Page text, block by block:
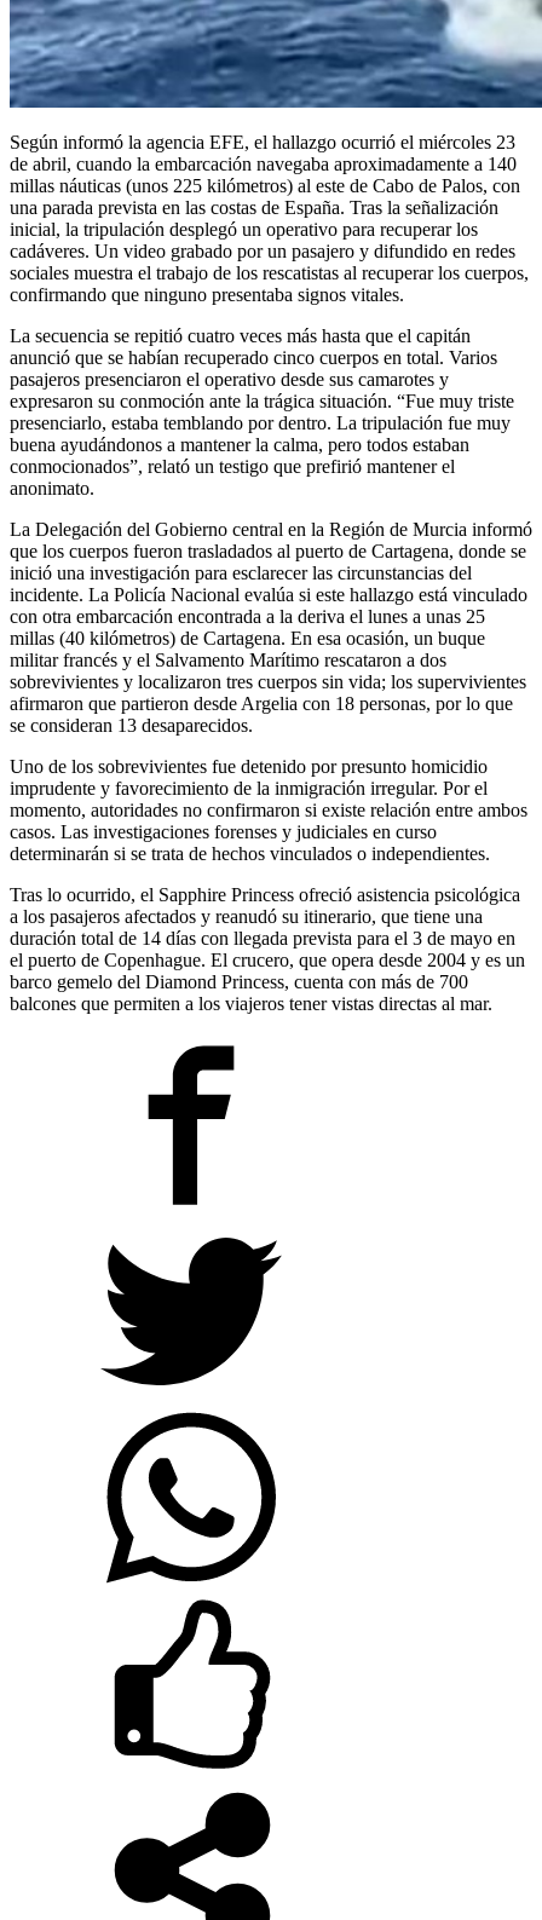
Según informó la agencia EFE, el hallazgo ocurrió el miércoles 23
de abril, cuando la embarcación navegaba aproximadamente a 140
millas náuticas (unos 225 kilómetros) al este de Cabo de Palos, con
una parada prevista en las costas de España. Tras la señalización
inicial, la tripulación desplegó un operativo para recuperar los
cadáveres. Un video grabado por un pasajero y difundido en redes
sociales muestra el trabajo de los rescatistas al recuperar los cuerpos,
confirmando que ninguno presentaba signos vitales.
La secuencia se repitió cuatro veces más hasta que el capitán
anunció que se habían recuperado cinco cuerpos en total. Varios
pasajeros presenciaron el operativo desde sus camarotes y
expresaron su conmoción ante la trágica situación. “Fue muy triste
presenciarlo, estaba temblando por dentro. La tripulación fue muy
buena ayudándonos a mantener la calma, pero todos estaban
conmocionados”, relató un testigo que prefirió mantener el
anonimato.
La Delegación del Gobierno central en la Región de Murcia informó
que los cuerpos fueron trasladados al puerto de Cartagena, donde se
inició una investigación para esclarecer las circunstancias del
incidente. La Policía Nacional evalúa si este hallazgo está vinculado
con otra embarcación encontrada a la deriva el lunes a unas 25
millas (40 kilómetros) de Cartagena. En esa ocasión, un buque
militar francés y el Salvamento Marítimo rescataron a dos
sobrevivientes y localizaron tres cuerpos sin vida; los supervivientes
afirmaron que partieron desde Argelia con 18 personas, por lo que
se consideran 13 desaparecidos.
Uno de los sobrevivientes fue detenido por presunto homicidio
imprudente y favorecimiento de la inmigración irregular. Por el
momento, autoridades no confirmaron si existe relación entre ambos
casos. Las investigaciones forenses y judiciales en curso
determinarán si se trata de hechos vinculados o independientes.
Tras lo ocurrido, el Sapphire Princess ofreció asistencia psicológica
a los pasajeros afectados y reanudó su itinerario, que tiene una
duración total de 14 días con llegada prevista para el 3 de mayo en
el puerto de Copenhague. El crucero, que opera desde 2004 y es un
barco gemelo del Diamond Princess, cuenta con más de 700
balcones que permiten a los viajeros tener vistas directas al mar.